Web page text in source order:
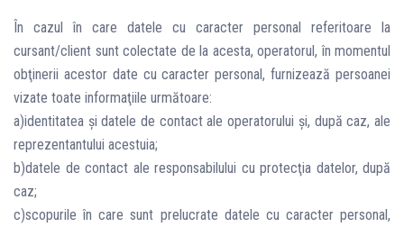
În cazul în care datele cu caracter personal referitoare la
cursant/client sunt colectate de la acesta, operatorul, în momentul
obţinerii acestor date cu caracter personal, furnizează persoanei
vizate toate informaţiile următoare:
a)identitatea şi datele de contact ale operatorului şi, după caz, ale
reprezentantului acestuia;
b)datele de contact ale responsabilului cu protecţia datelor, după
caz;
c)scopurile în care sunt prelucrate datele cu caracter personal,